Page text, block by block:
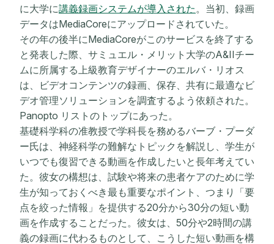
に大学に講義録画システムが導入された 。当初、録画
データはMediaCoreにアップロードされていた。
その年の後半にMediaCoreがこのサービスを終了する
と発表した際、サミュエル・メリット大学のA&IIチー
ムに所属する上級教育デザイナーのエルバ・リオス
は、ビデオコンテンツの録画、保存、共有に最適なビ
デオ管理ソリューションを調査するよう依頼された。
Panopto リストのトップにあった。
基礎科学科の准教授で学科長を務めるバーブ・プーダ
ー氏は、神経科学の難解なトピックを解説し、学生が
いつでも復習できる動画を作成したいと長年考えてい
た。彼女の構想は、試験や将来の患者ケアのために学
生が知っておくべき最も重要なポイント、つまり「要
点を絞った情報」を提供する20分から30分の短い動
画を作成することだった。彼女は、50分や2時間の講
義の録画に代わるものとして、こうした短い動画を構